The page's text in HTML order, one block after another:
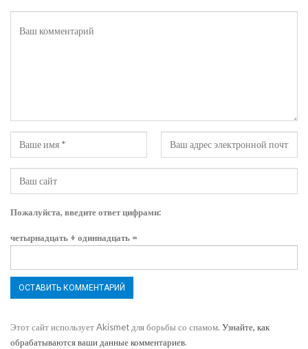
Пожалуйста, введите ответ цифрами:
четырнадцать + одиннадцать =
Этот сайт использует Akismet для борьбы со спамом. Узнайте, как
обрабатываются ваши данные комментариев.